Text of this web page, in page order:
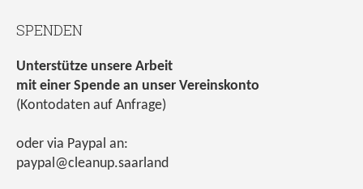
SPENDEN
Unterstütze unsere Arbeit
mit einer Spende an unser Vereinskonto
(Kontodaten auf Anfrage)
oder via Paypal an:
paypal@cleanup.saarland